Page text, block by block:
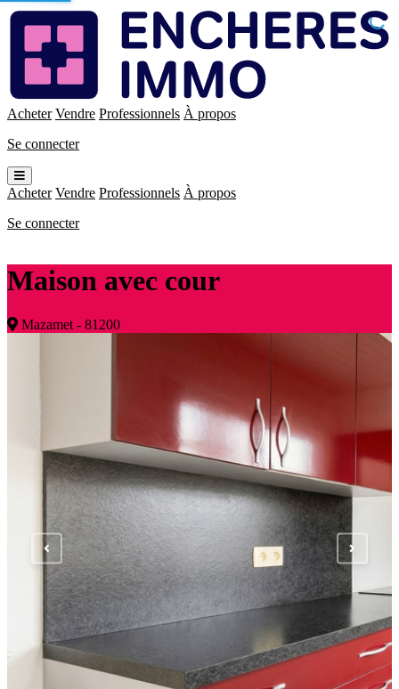
Enchères
Immo
Acheter Vendre Professionnels À propos
Se connecter
Ouvrir
le
menu
Acheter Vendre Professionnels À propos
Se connecter
Maison avec cour
Mazamet - 81200